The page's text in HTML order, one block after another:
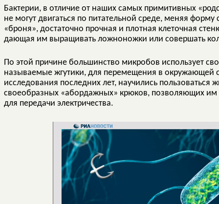
Бактерии, в отличие от наших самых примитивных
не могут двигаться по питательной среде, меняя
«броня», достаточно прочная и плотная клеточная
дающая им выращивать ложноножки или совершать
По этой причине большинство микробов использует
называемые жгутики, для перемещения в окружающей
исследования последних лет, научились пользоваться
своеобразных «абордажных» крюков, позволяющих им
для передачи электричества.